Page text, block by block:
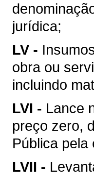
jurídica;
LV -
obra ou
incluindo
LVI - Lance
preço zero,
Pública
LVII -